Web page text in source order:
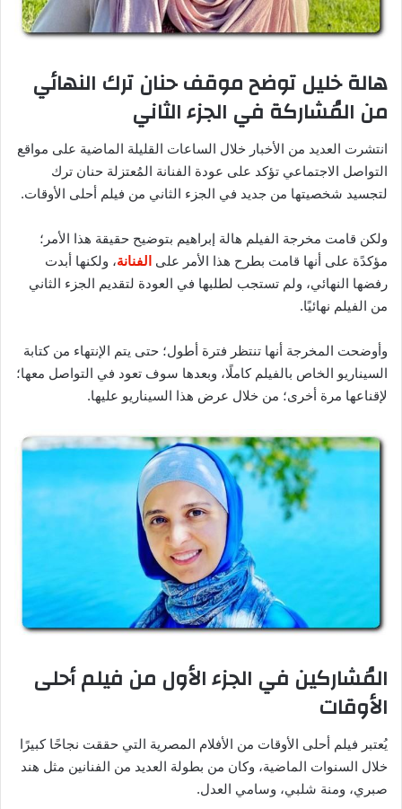
هالة خليل توضح موقف حنان ترك النهائي
من المُشاركة في الجزء الثاني
انتشرت العديد من الأخبار خلال الساعات القليلة الماضية على مواقع
التواصل الاجتماعي تؤكد على عودة الفنانة المُعتزلة حنان ترك
لتجسيد شخصيتها من جديد في الجزء الثاني من فيلم أحلى الأوقات.
ولكن قامت مخرجة الفيلم هالة إبراهيم بتوضيح حقيقة هذا الأمر؛
مؤكدًة على أنها قامت بطرح هذا الأمر على الفنانة، ولكنها أبدت
رفضها النهائي، ولم تستجب لطلبها في العودة لتقديم الجزء الثاني
من الفيلم نهائيًا.
وأوضحت المخرجة أنها تنتظر فترة أطول؛ حتى يتم الإنتهاء من كتابة
السيناريو الخاص بالفيلم كاملًا، وبعدها سوف تعود في التواصل معها؛
لإقناعها مرة أخرى؛ من خلال عرض هذا السيناريو عليها.
المُشاركين في الجزء الأول من فيلم أحلى
الأوقات
يُعتبر فيلم أحلى الأوقات من الأفلام المصرية التي حققت نجاحًا كبيرًا
خلال السنوات الماضية، وكان من بطولة العديد من الفنانين مثل هند
صبري، ومنة شلبي، وسامي العدل.